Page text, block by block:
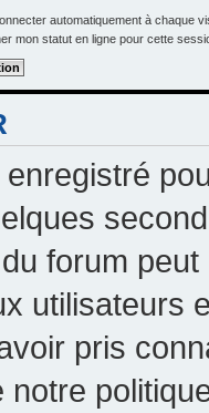
automatiquement à chaque
mon statut en ligne pour cette
du forum
utilisateurs
pris
notre